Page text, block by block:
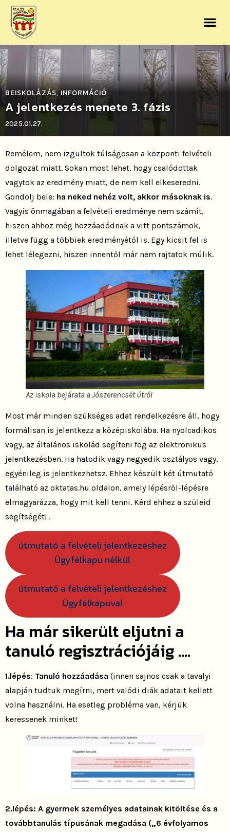
BEISKOLÁZÁS,INFORMÁCIÓ
A jelentkezés menete 3. fázis
2025.01.27.
Remélem, nem izgultok túlságosan a központi felvételi
dolgozat miatt. Sokan most lehet, hogy csalódottak
vagytok az eredmény miatt, de nem kell elkeseredni.
Gondolj bele: ha neked nehéz volt, akkor másoknak is.
Vagyis önmagában a felvételi eredménye nem számít,
hiszen ahhoz még hozzáadódnak a vitt pontszámok,
illetve függ a többiek eredményétől is. Egy kicsit fel is
lehet lélegezni, hiszen innentől már nem rajtatok múlik.
Az iskola bejárata a Jószerencsét útról
Most már minden szükséges adat rendelkezésre áll, hogy
formálisan is jelentkezz a középiskolába. Ha nyolcadikos
vagy, az általános iskolád segíteni fog az elektronikus
jelentkezésben. Ha hatodik vagy negyedik osztályos vagy,
egyénileg is jelentkezhetsz. Ehhez készült két útmutató
található az oktatas.hu oldalon, amely lépésről-lépésre
elmagyarázza, hogy mit kell tenni. Kérd ehhez a szüleid
segítségét! .
útmutató a felvételi jelentkezéshez
Ügyfélkapu nélkül
útmutató a felvételi jelentkezéshez
Ügyfélkapuval
Ha már sikerült eljutni a
tanuló regisztrációjáig ….
1.lépés: Tanuló hozzáadása (innen sajnos csak a tavalyi
alapján tudtuk megírni, mert valódi diák adatait kellett
volna használni. Ha esetleg probléma van, kérjük
keressenek minket!
2.lépés: A gyermek személyes adatainak kitöltése és a
továbbtanulás típusának megadása („6 évfolyamos